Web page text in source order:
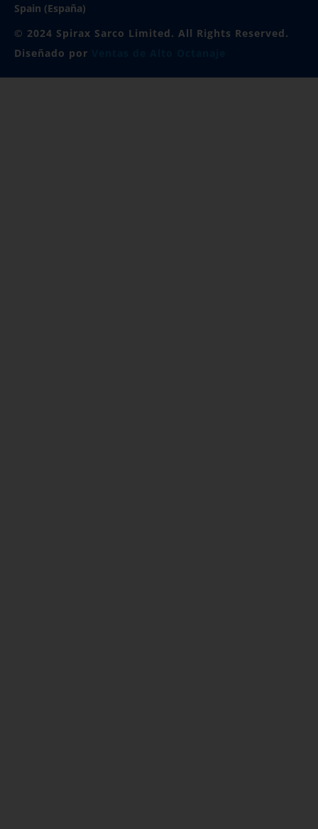
Spain (España)
© 2024 Spirax Sarco Limited. All Rights Reserved.
Diseñado por